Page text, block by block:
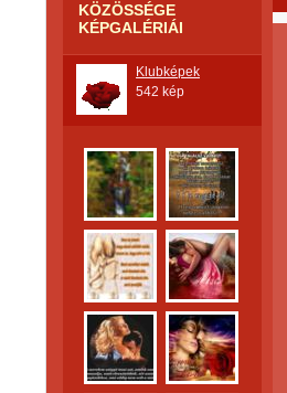
KÖZÖSSÉGE
KÉPGALÉRIÁI
Klubképek
542 kép